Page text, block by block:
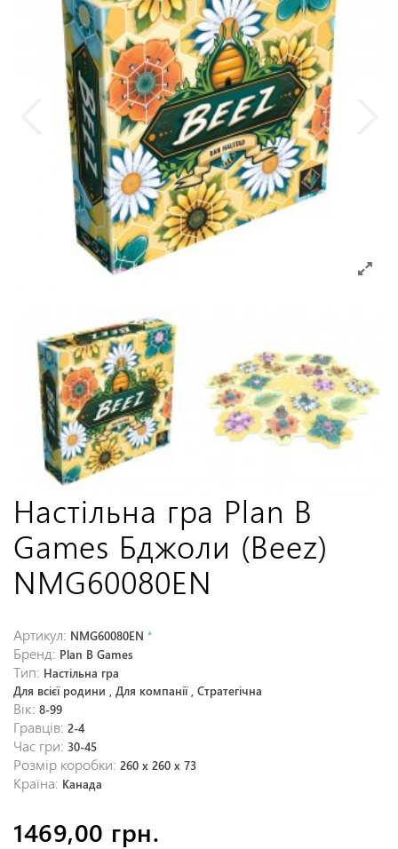
Настільна гра Plan B
Games Бджоли (Beez)
NMG60080EN
Артикул: NMG60080EN *
Бренд: Plan B Games
Тип: Настільна гра
Для всієї родини , Для компанії , Стратегічна
Вік: 8-99
Гравців: 2-4
Час гри: 30-45
Розмір коробки: 260 x 260 x 73
Країна: Канада
1469,00 грн.